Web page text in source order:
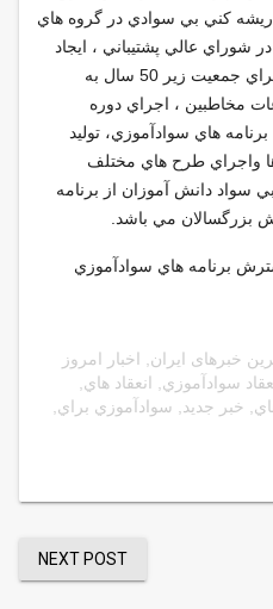
ريشه كني بي سوادي در گروه هاي
آن در شوراي عالي پشتيباني ، ايجاد
پايگاه اطلاعات ثبتي سطح سواد براي جمعيت زير 50 سال به
مخاطبين ، اجراي دوره
هاي سوادآموزي، توليد
واجراي طرح هاي مختلف
سواد دانش آموزان از برنامه
مي باشد.
خبرهای ایران
اخبار امروز
سوادآموزي انعقاد هاي
خبر جدید سوادآموزي براي
NEXT POST